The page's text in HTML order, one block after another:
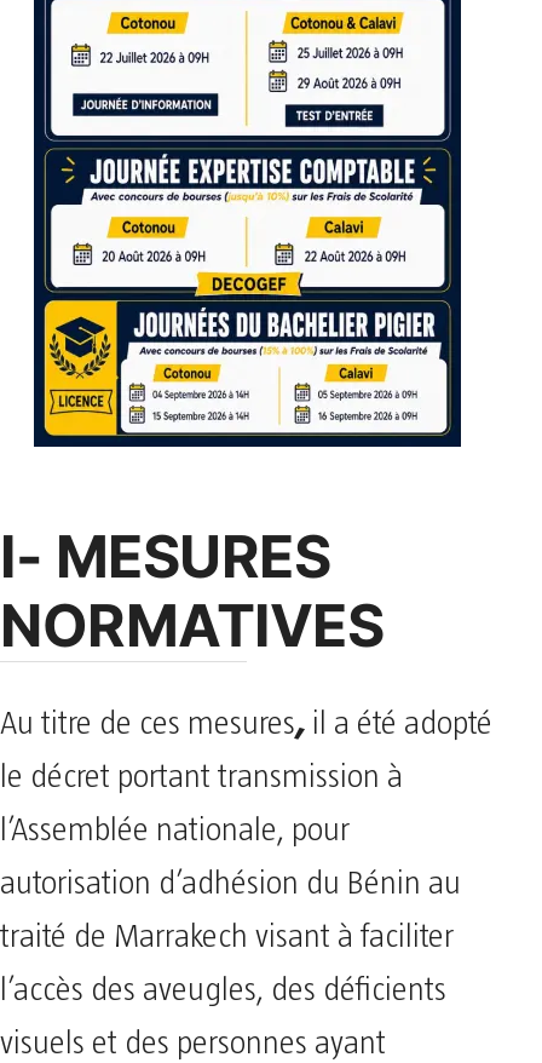
I- MESURES
NORMATIVES
Au titre de ces mesures, il a été adopté
le décret portant transmission à
l’Assemblée nationale, pour
autorisation d’adhésion du Bénin au
traité de Marrakech visant à faciliter
l’accès des aveugles, des déficients
visuels et des personnes ayant